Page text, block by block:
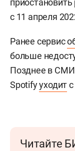
с 11 апреля
Ранее сервис
больше
Позднее в СМИ
Spotifyуходит
Читайте